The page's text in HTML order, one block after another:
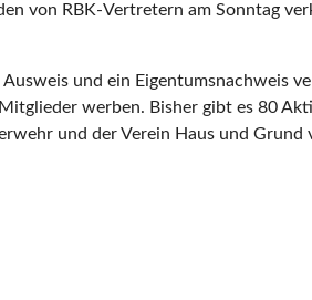
von RBK-Vertretern am Sonntag
und ein Eigentumsnachweis
werben. Bisher gibt es 80
und der Verein Haus und